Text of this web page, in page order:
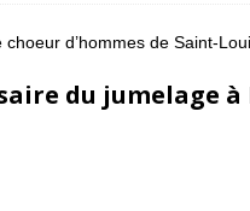
choeur d’hommes de Saint-
du jumelage à